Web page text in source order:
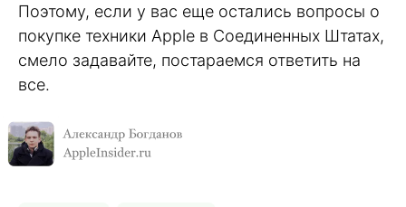
Поэтому, если у вас еще остались вопросы о
покупке техники Apple в Соединенных Штатах,
смело задавайте, постараемся ответить на
все.